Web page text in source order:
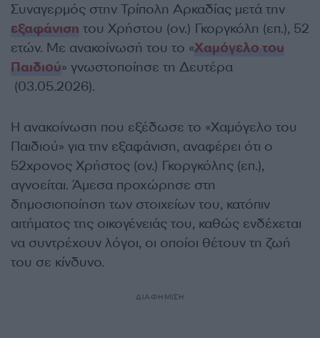
Συναγερμός στην Τρίπολη Αρκαδίας μετά την
εξαφάνιση του Χρήστου (ον.) Γκοργκόλη (επ.), 52
ετών. Με ανακοίνωσή του το «Χαμόγελο του
Παιδιού» γνωστοποίησε τη Δευτέρα
(03.05.2026).
Η ανακοίνωση που εξέδωσε το «Χαμόγελο του
Παιδιού» για την εξαφάνιση, αναφέρει ότι ο
52χρονος Χρήστος (ον.) Γκοργκόλης (επ.),
αγνοείται. Άμεσα προχώρησε στη
δημοσιοποίηση των στοιχείων του, κατόπιν
αιτήματος της οικογένειάς του, καθώς ενδέχεται
να συντρέχουν λόγοι, οι οποίοι θέτουν τη ζωή
του σε κίνδυνο.
ΔΙΑΦΗΜΙΣΗ